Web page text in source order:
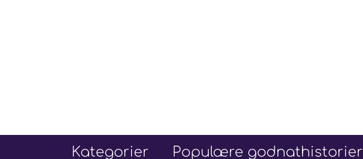
Kategorier Populære godnathistorier